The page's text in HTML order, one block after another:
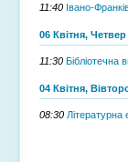
11:40 Івано-
06 Квітня, Четвер
11:30 Бібліотечна
04 Квітня,
08:30 Літературна